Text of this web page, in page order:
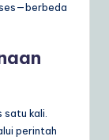
kali.
perintah